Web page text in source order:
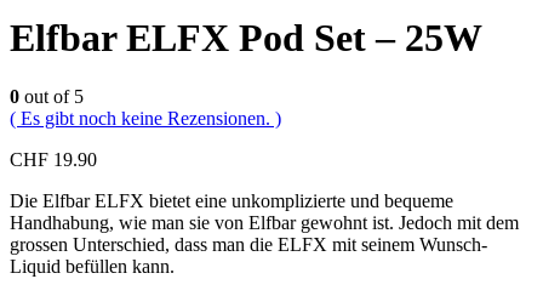
Elfbar ELFX Pod Set – 25W
0 out of 5
( Es gibt noch keine Rezensionen. )
CHF 19.90
Die Elfbar ELFX bietet eine unkomplizierte und bequeme
Handhabung, wie man sie von Elfbar gewohnt ist. Jedoch mit dem
grossen Unterschied, dass man die ELFX mit seinem Wunsch-
Liquid befüllen kann.